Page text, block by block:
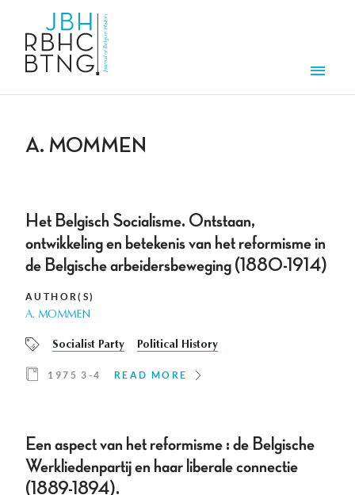
A. MOMMEN
Het Belgisch Socialisme. Ontstaan,
ontwikkeling en betekenis van het reformisme in
de Belgische arbeidersbeweging (1880-1914)
AUTHOR(S)
A. MOMMEN
Socialist Party Political History
1975 3-4 READ MORE
Een aspect van het reformisme : de Belgische
Werkliedenpartij en haar liberale connectie
(1889-1894).